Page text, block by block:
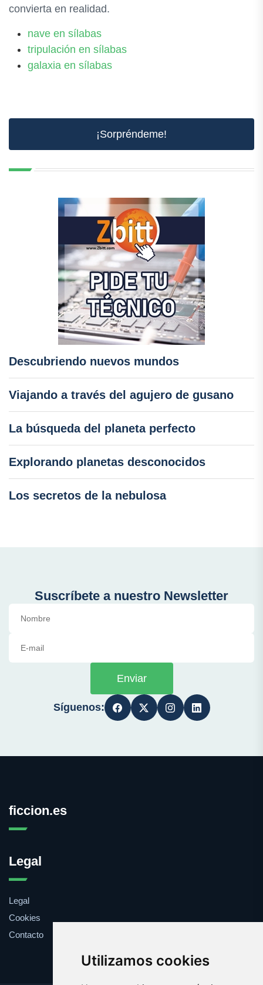
Utilizamos cookies
convierta en realidad.
nave en sílabas
tripulación en sílabas
galaxia en sílabas
¡Sorpréndeme!
Descubriendo nuevos mundos
Viajando a través del agujero de gusano
La búsqueda del planeta perfecto
Explorando planetas desconocidos
Los secretos de la nebulosa
Suscríbete a nuestro Newsletter
Enviar
Síguenos:
ficcion.es
Legal
Legal
Cookies
Contacto